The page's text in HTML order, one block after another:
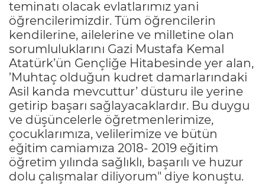
teminatı olacak evlatlarımız yani
öğrencilerimizdir. Tüm öğrencilerin
kendilerine, ailelerine ve milletine olan
sorumluluklarını Gazi Mustafa Kemal
Atatürk’ün Gençliğe Hitabesinde yer alan,
’Muhtaç olduğun kudret damarlarındaki
Asil kanda mevcuttur’ düsturu ile yerine
getirip başarı sağlayacaklardır. Bu duygu
ve düşüncelerle öğretmenlerimize,
çocuklarımıza, velilerimize ve bütün
eğitim camiamıza 2018- 2019 eğitim
öğretim yılında sağlıklı, başarılı ve huzur
dolu çalışmalar diliyorum" diye konuştu.